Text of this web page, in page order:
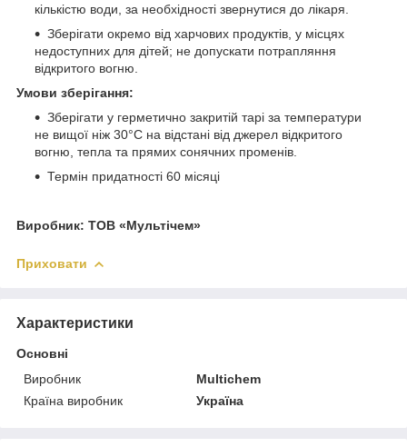
кількістю води, за необхідності звернутися до лікаря.
Зберігати окремо від харчових продуктів, у місцях
недоступних для дітей; не допускати потрапляння
відкритого вогню.
Умови зберігання:
Зберігати у герметично закритій тарі за температури
не вищої ніж 30°С на відстані від джерел відкритого
вогню, тепла та прямих сонячних променів.
Термін придатності 60 місяці
Виробник: ТОВ «Мультічем»
Приховати
Характеристики
Основні
Виробник
Multichem
Країна виробник
Україна